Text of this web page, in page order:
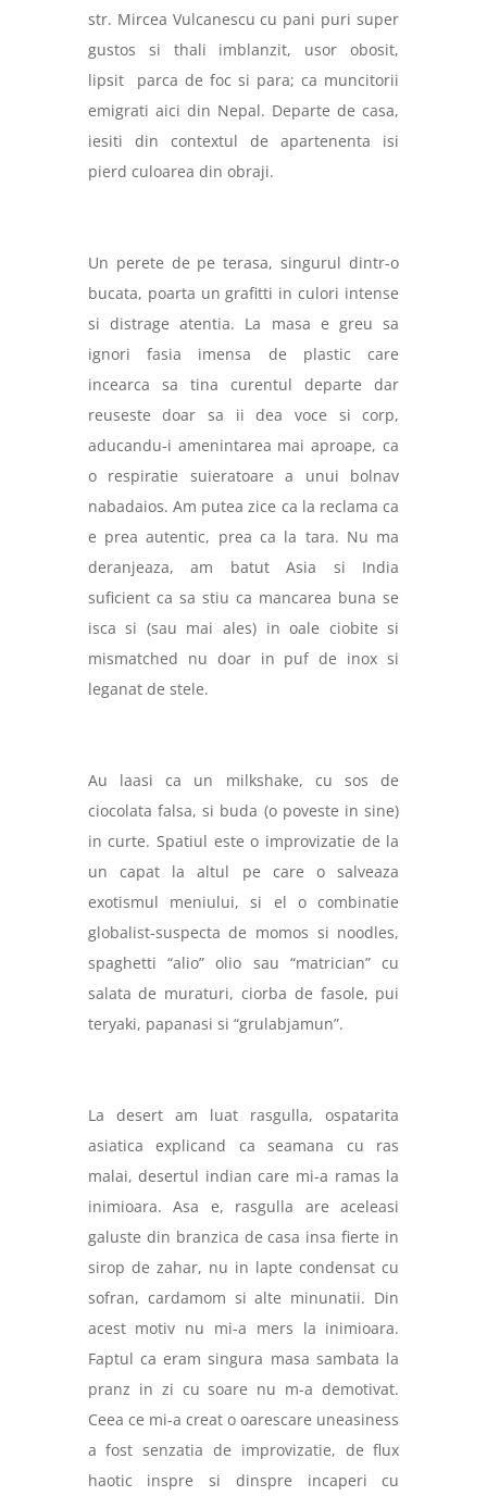
str. Mircea Vulcanescu cu pani puri super
gustos si thali imblanzit, usor obosit,
lipsit
parca de foc si para; ca muncitorii
emigrati aici din Nepal. Departe de casa,
iesiti din contextul de apartenenta isi
pierd culoarea din obraji.
Un perete de pe terasa, singurul dintr-o
bucata, poarta un grafitti in culori intense
si distrage atentia. La masa e greu sa
ignori fasia imensa de plastic care
incearca sa tina curentul departe dar
reuseste doar sa ii dea voce si corp,
aducandu-i amenintarea mai aproape, ca
o respiratie suieratoare a unui bolnav
nabadaios. Am putea zice ca la reclama ca
e prea autentic, prea ca la tara. Nu ma
deranjeaza, am batut Asia si India
suficient ca sa stiu ca mancarea buna se
isca si (sau mai ales) in oale ciobite si
mismatched nu doar in puf de inox si
leganat de stele.
Au laasi ca un milkshake, cu sos de
ciocolata falsa, si buda (o poveste in sine)
in curte. Spatiul este o improvizatie de la
un capat la altul pe care o salveaza
exotismul meniului, si el o combinatie
globalist-suspecta de momos si noodles,
spaghetti “alio” olio sau “matrician” cu
salata de muraturi, ciorba de fasole, pui
teryaki, papanasi si “grulabjamun”.
La desert am luat rasgulla, ospatarita
asiatica explicand ca seamana cu ras
malai, desertul indian care mi-a ramas la
inimioara. Asa e, rasgulla are aceleasi
galuste din branzica de casa insa fierte in
sirop de zahar, nu in lapte condensat cu
sofran, cardamom si alte minunatii. Din
acest motiv nu mi-a mers la inimioara.
Faptul ca eram singura masa sambata la
pranz in zi cu soare nu m-a demotivat.
Ceea ce mi-a creat o oarescare uneasiness
a fost senzatia de improvizatie, de flux
haotic inspre si dinspre incaperi cu